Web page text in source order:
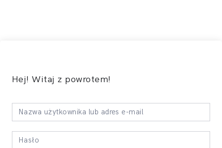
Hej! Witaj z powrotem!